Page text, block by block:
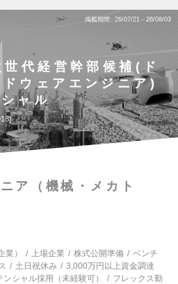
掲載期間 26/07/21～26/08/03
代経営幹部候補(ド
ドウェアエンジニア)
ャル
ア（機械・メカト
）
上場企業 株式公開準備
ベンチ
土日祝休み
3,000万円以上資金調達
ンシャル採用（未経験可）
フレックス勤